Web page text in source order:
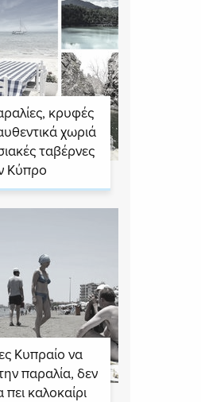
κρυφές
χωριά
ταβέρνες
Κύπρο
Κυπραίο να
παραλία, δεν
πει καλοκαίρι